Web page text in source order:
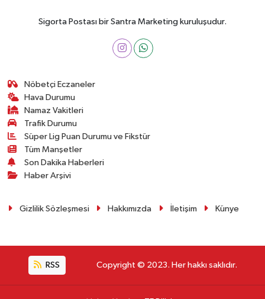
Sigorta Postası bir Santra Marketing kuruluşudur.
Nöbetçi Eczaneler
Hava Durumu
Namaz Vakitleri
Trafik Durumu
Süper Lig Puan Durumu ve Fikstür
Tüm Manşetler
Son Dakika Haberleri
Haber Arşivi
Gizlilik Sözleşmesi Hakkımızda İletişim Künye
RSS Copyright © 2023. Her hakkı saklıdır.